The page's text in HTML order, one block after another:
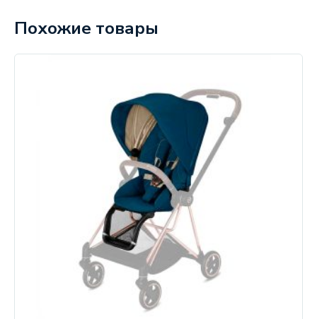
Похожие товары